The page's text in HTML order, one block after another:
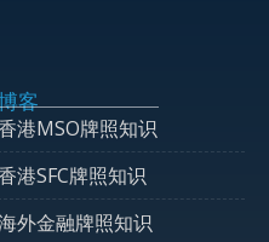
客
港MSO牌照知识
港SFC牌照知识
外金融牌照知识